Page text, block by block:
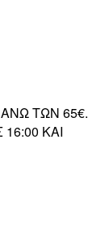
ΤΩΝ 65€.
ΚΑΙ